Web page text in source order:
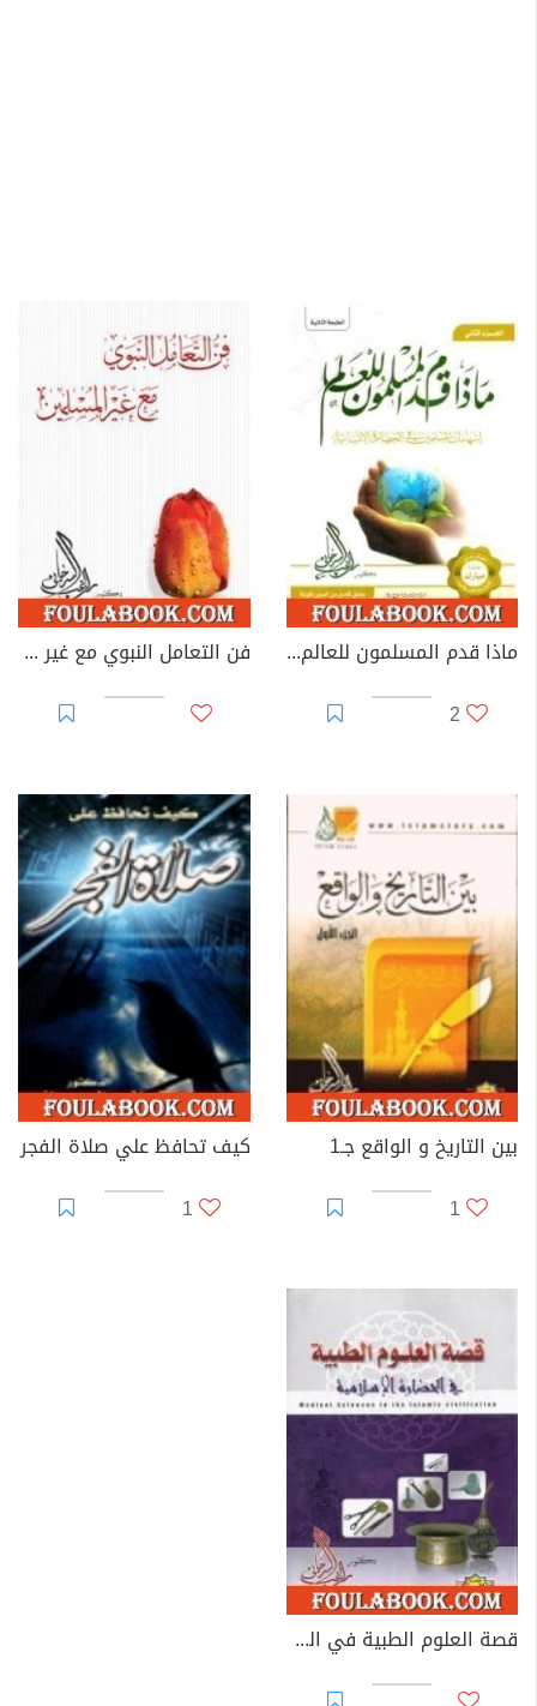
ماذا قدم المسلمون للعالم إسهامات المسلمين في الحضارة الإنسانية
2
فن التعامل النبوي مع غير المسلمين
بين التاريخ و الواقع جـ1
1
كيف تحافظ علي صلاة الفجر
1
قصة العلوم الطبية في الحضارة الإسلامية